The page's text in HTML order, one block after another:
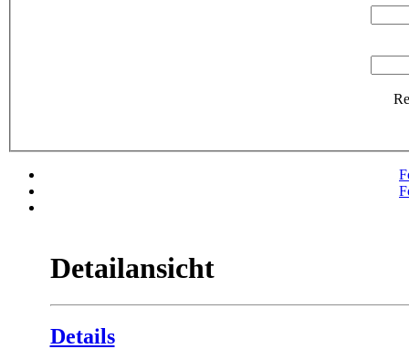
Detailansicht
Details